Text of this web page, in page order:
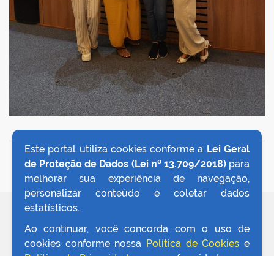
VOLTAR AO TOPO
Este portal utiliza cookies conforme a Lei Geral
de Proteção de Dados (Lei nº 13.709/2018)para
melhorar sua experiência de navegação,
personalizar conteúdo e coletar dados
estatísticos.
Ao continuar, você concorda com o uso de
cookies conforme nossa Política de Cookies e